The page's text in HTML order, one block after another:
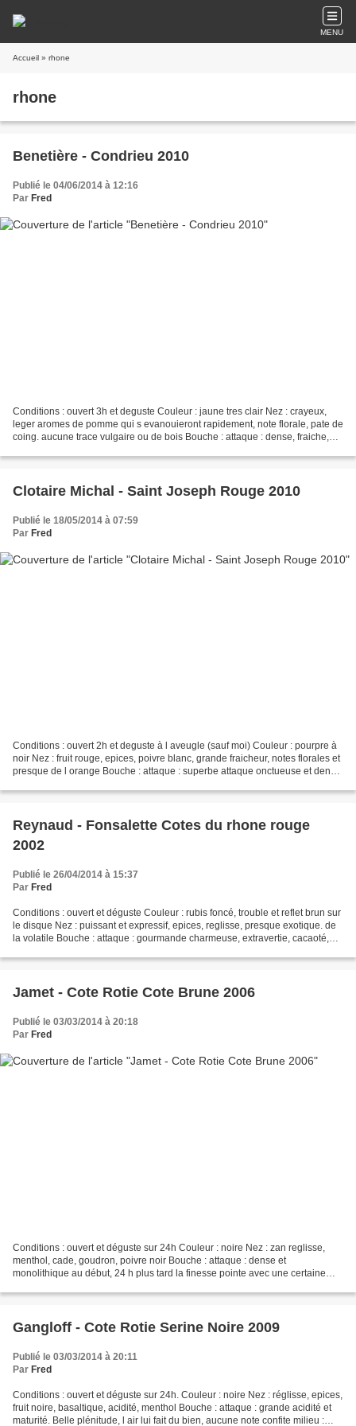
MENU
Accueil » rhone
rhone
Benetière - Condrieu 2010
Publié le 04/06/2014 à 12:16
Par Fred
Conditions : ouvert 3h et deguste Couleur : jaune tres clair Nez : crayeux,
leger aromes de pomme qui s evanouieront rapidement, note florale, pate de
coing. aucune trace vulgaire ou de bois Bouche : attaque : dense, fraiche,
Clotaire Michal - Saint Joseph Rouge 2010
Publié le 18/05/2014 à 07:59
Par Fred
Conditions : ouvert 2h et deguste à l aveugle (sauf moi) Couleur : pourpre à
noir Nez : fruit rouge, epices, poivre blanc, grande fraicheur, notes florales et
presque de l orange Bouche : attaque : superbe attaque onctueuse et dense
Reynaud - Fonsalette Cotes du rhone rouge
2002
Publié le 26/04/2014 à 15:37
Par Fred
Conditions : ouvert et déguste Couleur : rubis foncé, trouble et reflet brun sur
le disque Nez : puissant et expressif, epices, reglisse, presque exotique. de
la volatile Bouche : attaque : gourmande charmeuse, extravertie, cacaoté,
Jamet - Cote Rotie Cote Brune 2006
Publié le 03/03/2014 à 20:18
Par Fred
Conditions : ouvert et déguste sur 24h Couleur : noire Nez : zan reglisse,
menthol, cade, goudron, poivre noir Bouche : attaque : dense et
monolithique au début, 24 h plus tard la finesse pointe avec une certaine
Gangloff - Cote Rotie Serine Noire 2009
Publié le 03/03/2014 à 20:11
Par Fred
Conditions : ouvert et déguste sur 24h. Couleur : noire Nez : réglisse, epices,
fruit noire, basaltique, acidité, menthol Bouche : attaque : grande acidité et
maturité. Belle plénitude, l air lui fait du bien, aucune note confite milieu :